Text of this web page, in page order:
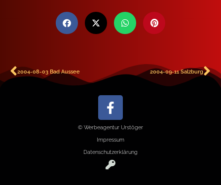
2004-08-03 Bad Aussee 2004-09-11 Salzburg
© Werbeagentur Urstöger
Impressum
Datenschutzerklärung